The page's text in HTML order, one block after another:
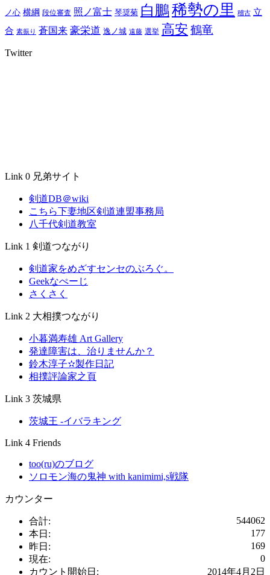
ノ心 横綱 段位審査 照ノ富士 琴奨菊 白鵬稀勢の里 稽古 立
合 素振り 蒼国来 豪栄道 逸ノ城 遠藤 選挙 高安 鶴竜
Twitter
Link 0 兄弟サイト
剣道DB＠wiki
こちら下妻地区剣道連盟事務局
八千代剣道教室
Link 1 剣道つながり
剣道家をめざすセンセのぶろぐ。
Geekなぺーじ
さくさく
Link 2 大相撲つながり
小暮満寿雄 Art Gallery
発達障害は、治りませんか？
鈴木淳子✫製作日記
相撲評論家之頁
Link 3 茨城県
茨城王 -イバラキング
Link 4 Friends
too(ru)のブログ
ソロモン海の鬼神 with kanimimi,s戦隊
カウンター
544062
合計:
177
本日:
169
昨日:
0
現在:
2014年4月2日
カウント開始日: